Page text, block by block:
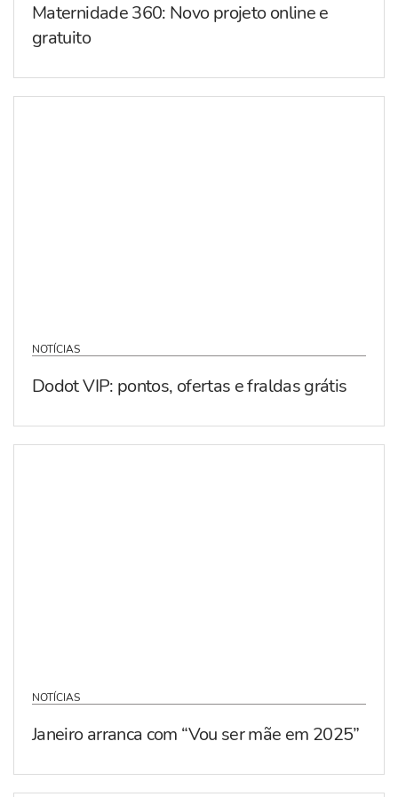
Maternidade 360: Novo projeto online e
gratuito
NOTÍCIAS
Dodot VIP: pontos, ofertas e fraldas grátis
NOTÍCIAS
Janeiro arranca com “Vou ser mãe em 2025”